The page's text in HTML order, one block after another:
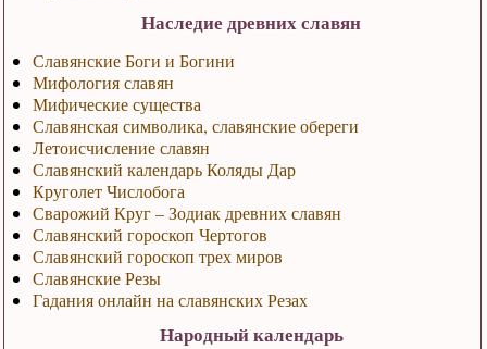
Наследие древних славян
Славянские Боги и Богини
Мифология славян
Мифические существа
Славянская символика, славянские обереги
Летоисчисление славян
Славянский календарь Коляды Дар
Круголет Числобога
Сварожий Круг – Зодиак древних славян
Славянский гороскоп Чертогов
Славянский гороскоп трех миров
Славянские Резы
Гадания онлайн на славянских Резах
Народный календарь